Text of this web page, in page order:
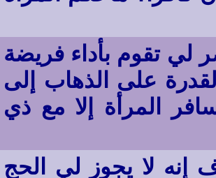
لي تقوم بأداء فريضة
على الذهاب إلى
المرأة إلا مع ذي
إنه لا يجوز لي الحج